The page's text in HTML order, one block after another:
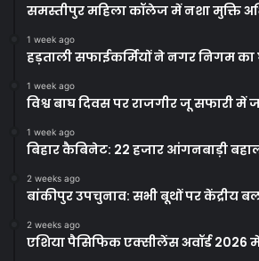
समस्तीपुर महिला कॉलेज में नशा मुक्ति
1 week ago
हड़ताली सफाईकर्मियों ने नगर निगम का
1 week ago
विश्व बाघ दिवस पर राजगीर जू सफारी में
1 week ago
बिहार कैबिनेट: 22 हजार आंगनबाड़ी
2 weeks ago
बांकीपुर उपचुनाव: सभी बूथों पर केंद्रीय
2 weeks ago
एशिया पैसिफिक एक्सीलेंस अवॉर्ड 2026